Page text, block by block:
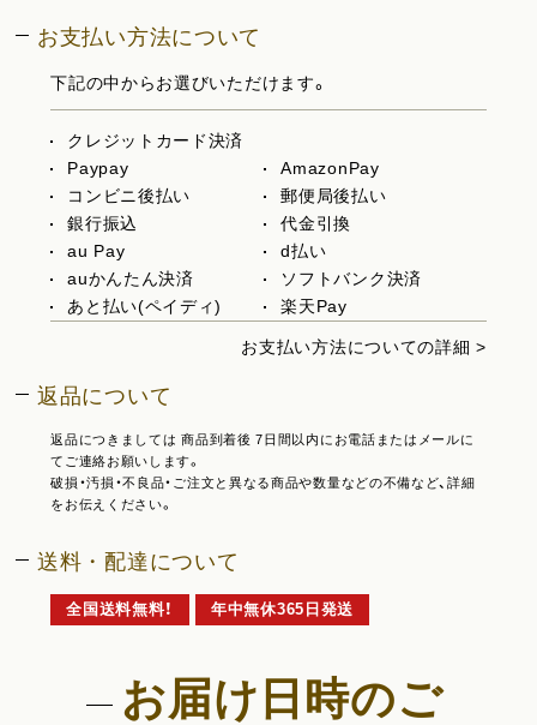
お支払い方法について
下記の中からお選びいただけます。
クレジットカード決済
Paypay
AmazonPay
コンビニ後払い
郵便局後払い
銀行振込
代金引換
au Pay
d払い
auかんたん決済
ソフトバンク決済
あと払い(ペイディ)
楽天Pay
お支払い方法についての詳細 >
返品について
返品につきましては 商品到着後 7日間以内にお電話またはメールに
てご連絡お願いします。
破損・汚損・不良品・ご注文と異なる商品や数量などの不備など、詳細
をお伝えください。
送料・配達について
全国送料無料！ 年中無休365日発送
お届け日時のご